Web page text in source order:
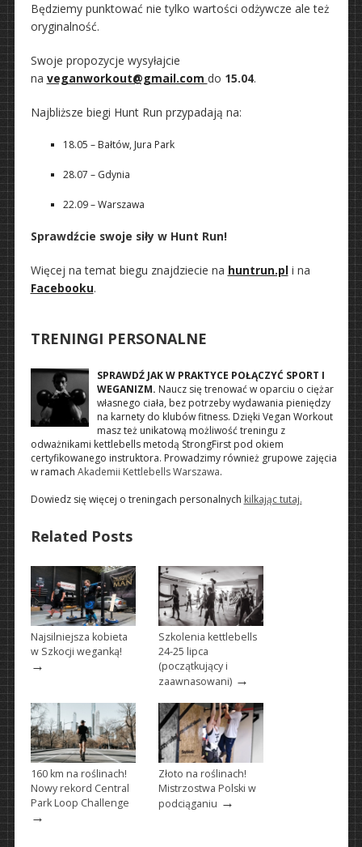
Będziemy punktować nie tylko wartości odżywcze ale też
oryginalność.
Swoje propozycje wysyłajcie
na veganworkout@gmail.com do 15.04.
Najbliższe biegi Hunt Run przypadają na:
18.05 – Bałtów, Jura Park
28.07 – Gdynia
22.09 – Warszawa
Sprawdźcie swoje siły w Hunt Run!
Więcej na temat biegu znajdziecie na huntrun.pl i na
Facebooku.
TRENINGI PERSONALNE
SPRAWDŹ JAK W PRAKTYCE POŁĄCZYĆ SPORT I
WEGANIZM. Naucz się trenować w oparciu o ciężar
własnego ciała, bez potrzeby wydawania pieniędzy
na karnety do klubów fitness. Dzięki Vegan Workout
masz też unikatową możliwość treningu z
odważnikami kettlebells metodą StrongFirst pod okiem
certyfikowanego instruktora. Prowadzimy również grupowe zajęcia
w ramach Akademii Kettlebells Warszawa.
Dowiedz się więcej o treningach personalnych kilkając tutaj.
Related Posts
Najsilniejsza kobieta
w Szkocji weganką!
→
Szkolenia kettlebells
24-25 lipca
(początkujący i
zaawnasowani)→
160 km na roślinach!
Nowy rekord Central
Park Loop Challenge
→
Złoto na roślinach!
Mistrzostwa Polski w
podciąganiu →